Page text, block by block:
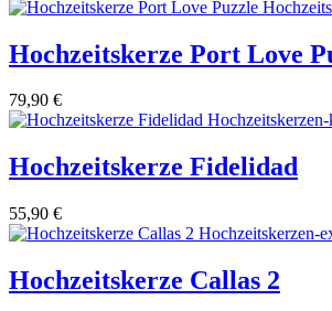
Hochzeitskerze Port Love
79,90 €
Hochzeitskerze Fidelidad
55,90 €
Hochzeitskerze Callas 2